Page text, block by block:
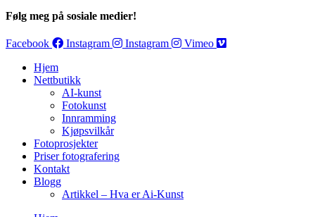
Følg meg på sosiale medier!
Facebook Instagram Instagram
Vimeo
Hjem
Nettbutikk
AI-kunst
Fotokunst
Innramming
Kjøpsvilkår
Fotoprosjekter
Priser fotografering
Kontakt
Blogg
Artikkel – Hva er Ai-Kunst